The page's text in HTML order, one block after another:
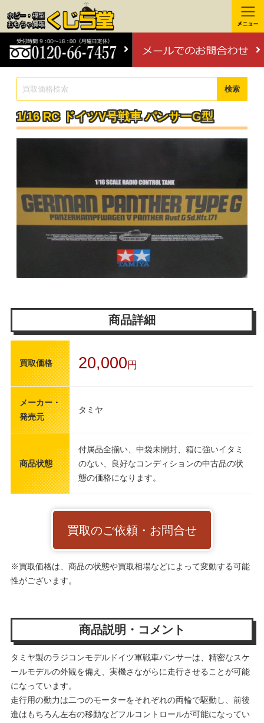
検索
1/16 RC ドイツV号戦車 パンサーG型
商品詳細
買取価格 20,000 円
メーカー・
発売元
タミヤ
商品状態
付属品全揃い、中袋未開封、箱に強いイタミ
のない、良好なコンディションの中古品の状
態の価格になります。
買取のご依頼・お問合せ
※買取価格は、商品の状態や買取相場などによって変動する可能
性がございます。
商品説明・コメント
タミヤ製のラジコンモデルドイツ軍戦車パンサーは、精密なスケ
ールモデルの外観を備え、実機さながらに走行させることが可能
になっています。
走行用の動力は二つのモーターをそれぞれの両輪で駆動し、前後
進はもちろん左右の移動などフルコントロールが可能になってい